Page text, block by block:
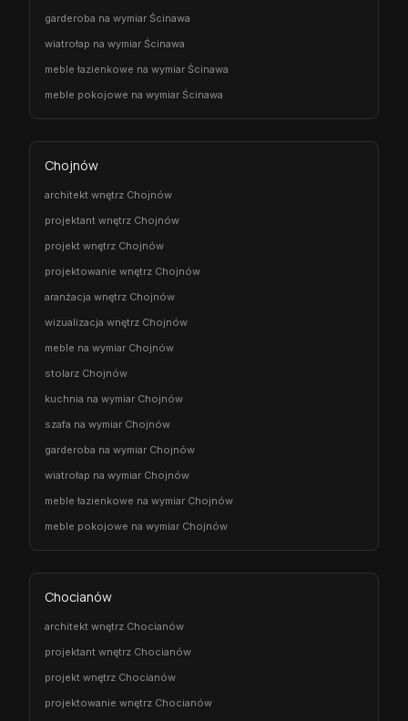
garderoba na wymiar Ścinawa
wiatrołap na wymiar Ścinawa
meble łazienkowe na wymiar Ścinawa
meble pokojowe na wymiar Ścinawa
Chojnów
architekt wnętrz Chojnów
projektant wnętrz Chojnów
projekt wnętrz Chojnów
projektowanie wnętrz Chojnów
aranżacja wnętrz Chojnów
wizualizacja wnętrz Chojnów
meble na wymiar Chojnów
stolarz Chojnów
kuchnia na wymiar Chojnów
szafa na wymiar Chojnów
garderoba na wymiar Chojnów
wiatrołap na wymiar Chojnów
meble łazienkowe na wymiar Chojnów
meble pokojowe na wymiar Chojnów
Chocianów
architekt wnętrz Chocianów
projektant wnętrz Chocianów
projekt wnętrz Chocianów
projektowanie wnętrz Chocianów